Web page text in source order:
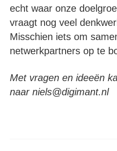
echt waar onze
vraagt nog veel
Misschien iets om
netwerkpartners op te
Met vragen en ideeën
naar niels@digimant.nl